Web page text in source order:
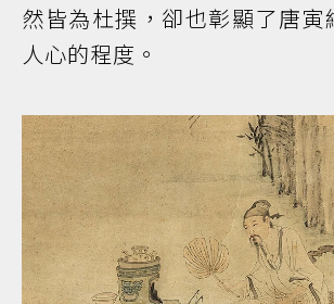
然皆為杜撰，卻也彰顯了唐寅
人心的程度。